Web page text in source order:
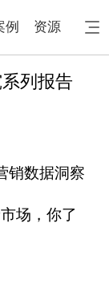
例 资源
列报告
销数据洞察
场，你了